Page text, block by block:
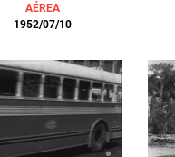
AÉREA
1952/07/10